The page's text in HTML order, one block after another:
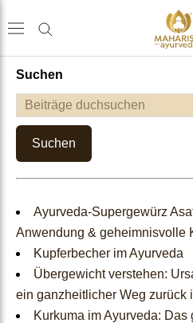
Home
Shop
Gewürze & Grundnahrungs
mittel
Nahrungsergänzungen
Suchen
Suchen
Ayurveda-Supergewürz Asafoetida (Hing): Wirkung,
Anwendung & geheimnisvolle
Kupferbecher im Ayurveda
Übergewicht verstehen: Ursachen, Hintergründe und
ein ganzheitlicher Weg zurück
Kurkuma im Ayurveda: Das goldene Gewürz für